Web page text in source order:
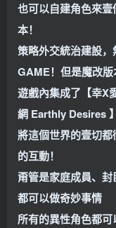
也可以自建角色來
本！
策略外交統治建設
GAME！ 但是魔改
遊戲內集成了【幸X
網 Earthly Desires
將這個世界的壹切
的互動！
甭管是家庭成員、封
都可以做奇妙事情
所有的異性角色都